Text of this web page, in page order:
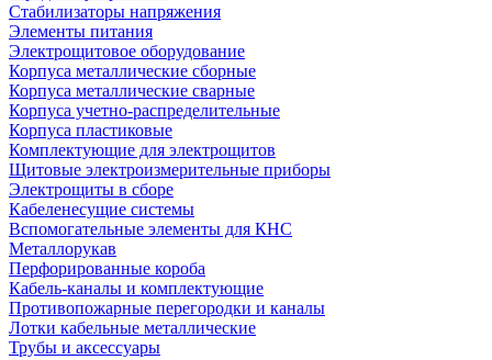
Стабилизаторы напряжения
Элементы питания
Электрощитовое оборудование
Корпуса металлические сборные
Корпуса металлические сварные
Корпуса учетно-распределительные
Корпуса пластиковые
Комплектующие для электрощитов
Щитовые электроизмерительные приборы
Электрощиты в сборе
Кабеленесущие системы
Вспомогательные элементы для КНС
Металлорукав
Перфорированные короба
Кабель-каналы и комплектующие
Противопожарные перегородки и каналы
Лотки кабельные металлические
Трубы и аксессуары